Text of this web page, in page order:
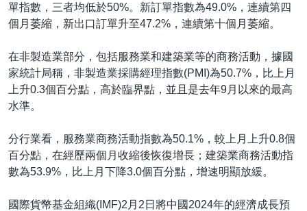
單指數，三者均低於50%。新訂單指數為49.0%，連續第四
個月萎縮，新出口訂單升至47.2%，連續第十個月萎縮。
在非製造業部分，包括服務業和建築業等的商務活動，據國
家統計局稱，非製造業採購經理指數(PMI)為50.7%，比上月
上升0.3個百分點，高於臨界點，並且是去年9月以來的最高
水準。
分行業看，服務業商務活動指數為50.1%，較上月上升0.8個
百分點，在經歷兩個月收縮後恢復增長；建築業商務活動指
數為53.9%，比上月下降3.0個百分點，增速明顯放緩。
國際貨幣基金組織(IMF)2月2日將中國2024年的經濟成長預